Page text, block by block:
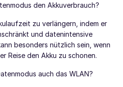
den Akkuverbrauch?
zu verlängern, indem er
und datenintensive
besonders nützlich sein, wenn
Reise den Akku zu schonen.
auch das WLAN?